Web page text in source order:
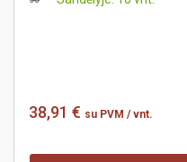
38,91 € su PVM / vnt.